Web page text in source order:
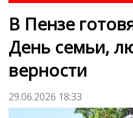
В Пензе
День семьи,
верности
29.06.2026 18:33